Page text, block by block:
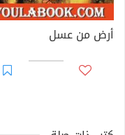
أرض من عسل